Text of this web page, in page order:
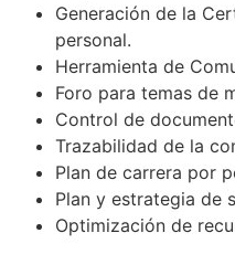
Generación de la
personal.
Herramienta de
Foro para temas de
Control de
Trazabilidad de la
Plan de carrera por
Plan y estrategia de
Optimización de